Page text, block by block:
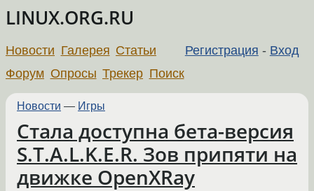
LINUX.ORG.RU
Регистрация - Вход
Новости Галерея Статьи
Форум Опросы Трекер Поиск
Новости — Игры
Стала доступна бета-версия
S.T.A.L.K.E.R. Зов припяти на
движке OpenXRay